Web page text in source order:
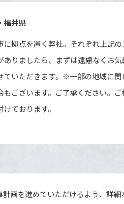
福井県
に拠点を置く弊社。それぞれ上記
ありましたら、まずは遠慮なくお
ていただきます。※一部の地域に
もございます。ご了承ください。
ております。
画を進めていただけるよう、詳